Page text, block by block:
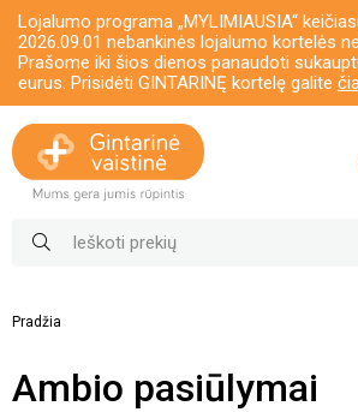
Lojalumo programa „MYLIMIAUSIA“
2026.09.01 nebankinės lojalumo kortelės
Prašome iki šios dienos panaudoti
eurus. Prisidėti GINTARINĘ kortelę galite
Pradžia
Ambio pasiūlymai